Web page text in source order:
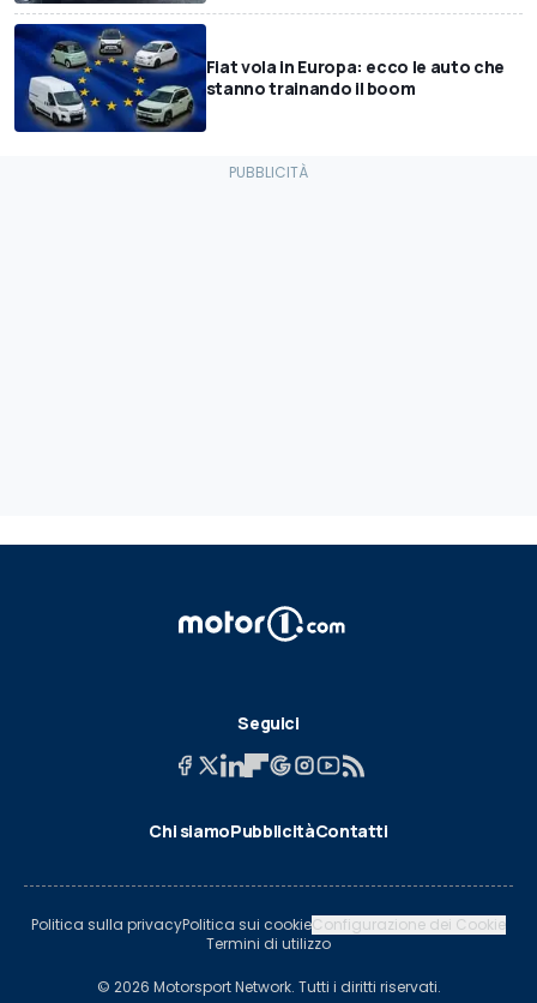
Fiat vola in Europa: ecco le auto che
stanno trainando il boom
Seguici
Chi siamoPubblicitàContatti
Politica sulla privacyPolitica sui cookieConfigurazione dei Cookie
Termini di utilizzo
© 2026 Motorsport Network. Tutti i diritti riservati.